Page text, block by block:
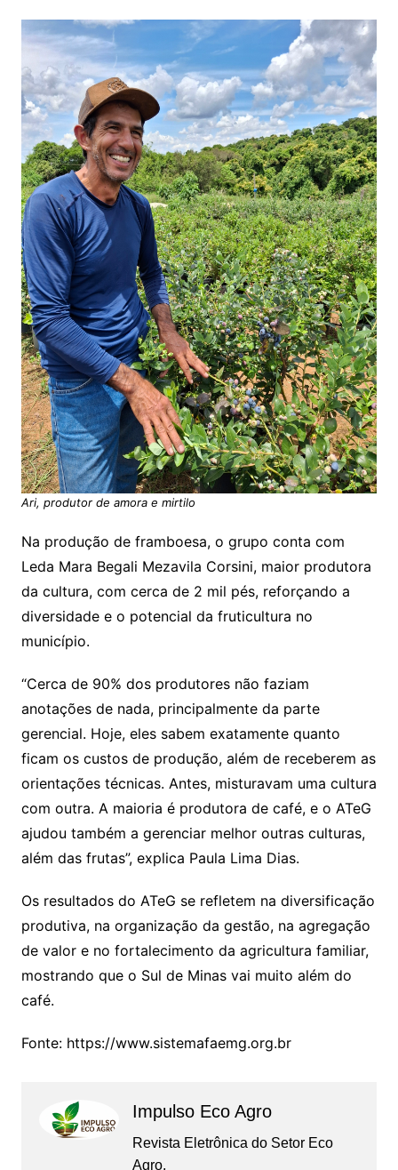
Ari, produtor de amora e mirtilo
Na produção de framboesa, o grupo conta com
Leda Mara Begali Mezavila Corsini, maior produtora
da cultura, com cerca de 2 mil pés, reforçando a
diversidade e o potencial da fruticultura no
município.
“Cerca de 90% dos produtores não faziam
anotações de nada, principalmente da parte
gerencial. Hoje, eles sabem exatamente quanto
ficam os custos de produção, além de receberem as
orientações técnicas. Antes, misturavam uma cultura
com outra. A maioria é produtora de café, e o ATeG
ajudou também a gerenciar melhor outras culturas,
além das frutas”, explica Paula Lima Dias.
Os resultados do ATeG se refletem na diversificação
produtiva, na organização da gestão, na agregação
de valor e no fortalecimento da agricultura familiar,
mostrando que o Sul de Minas vai muito além do
café.
Fonte: https://www.sistemafaemg.org.br
Impulso Eco Agro
Revista Eletrônica do Setor Eco
Agro.